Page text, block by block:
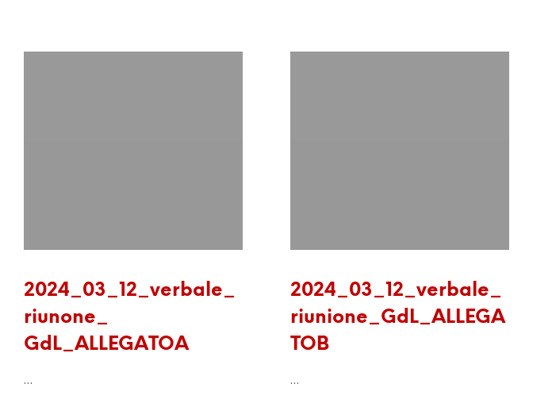
2024_03_12_verbale_
riunone_
GdL_ALLEGATOA
…
2024_03_12_verbale_
riunione_GdL_ALLEGA
TOB
…